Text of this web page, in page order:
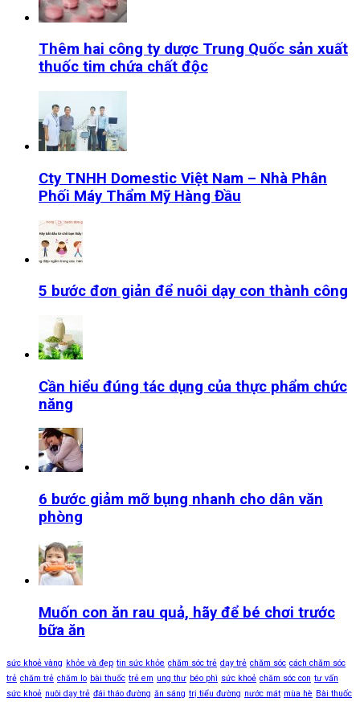
Thêm hai công ty dược Trung Quốc sản xuất
thuốc tim chứa chất độc
Cty TNHH Domestic Việt Nam – Nhà Phân
Phối Máy Thẩm Mỹ Hàng Đầu
5 bước đơn giản để nuôi dạy con thành công
Cần hiểu đúng tác dụng của thực phẩm chức
năng
6 bước giảm mỡ bụng nhanh cho dân văn
phòng
Muốn con ăn rau quả, hãy để bé chơi trước
bữa ăn
sức khoẻ vàng khỏe và đẹp tin sức khỏe chăm sóc trẻ dạy trẻ chăm sóc cách chăm sóc
trẻ chăm trẻ chăm lo bài thuốc trẻ em ung thư béo phì sức khoẻ chăm sóc con tư vấn
sức khoẻ nuôi dạy trẻ đái tháo đường ăn sáng trị tiểu đường nước mát mùa hè Bài thuốc